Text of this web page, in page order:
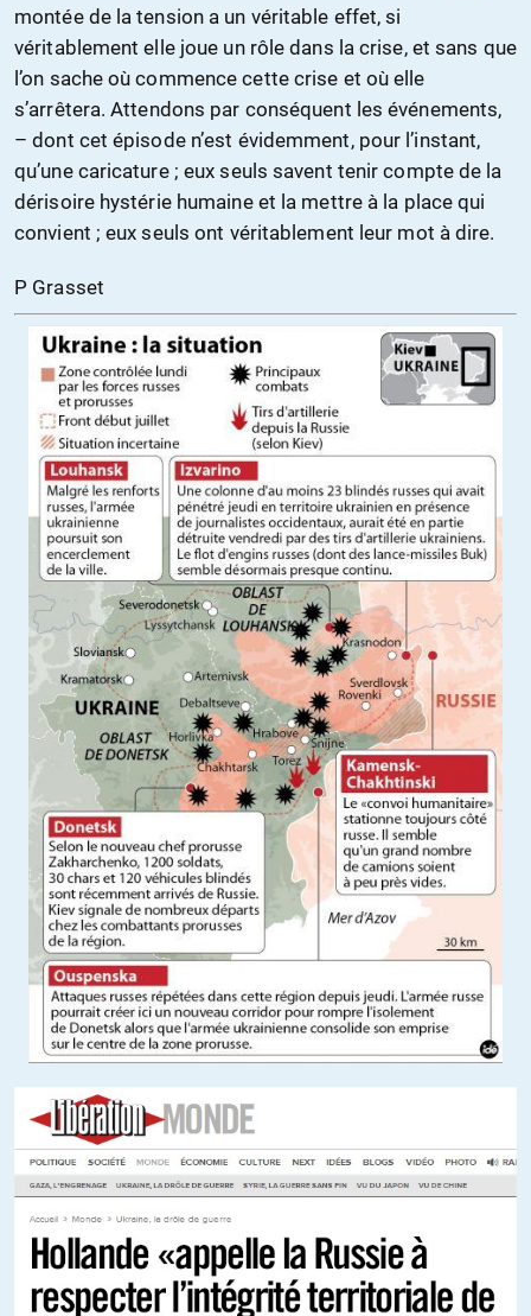
montée de la tension a un véritable effet, si
véritablement elle joue un rôle dans la crise, et sans que
l’on sache où commence cette crise et où elle
s’arrêtera. Attendons par conséquent les événements,
– dont cet épisode n’est évidemment, pour l’instant,
qu’une caricature ; eux seuls savent tenir compte de la
dérisoire hystérie humaine et la mettre à la place qui
convient ; eux seuls ont véritablement leur mot à dire.
P Grasset